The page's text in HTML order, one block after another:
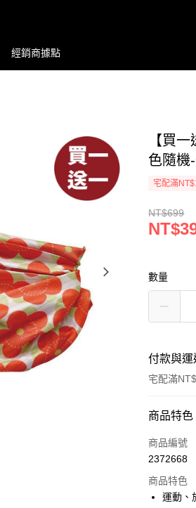
經銷商據點
【買
色隨機
宅配滿
NT$699
數量
付款與運
宅配滿
付款方式
信用卡一次
Apple Pay
商品特色
商品編號
2372668
商品特色
運動、